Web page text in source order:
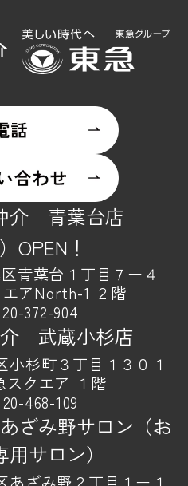
介 青葉台店
OPEN！
青葉台１丁目７ー４
アNorth-1 ２階
372-904
武蔵小杉店
杉町３丁目１３０１
スクエア １階
468-109
ざみ野サロン（お
サロン）